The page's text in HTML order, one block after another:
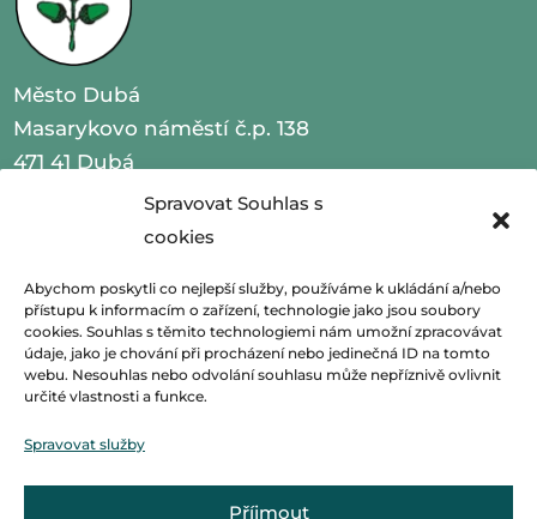
Spravovat Souhlas s
cookies
Abychom poskytli co nejlepší služby, používáme k ukládání a/nebo
přístupu k informacím o zařízení, technologie jako jsou soubory
cookies. Souhlas s těmito technologiemi nám umožní zpracovávat
údaje, jako je chování při procházení nebo jedinečná ID na tomto
webu. Nesouhlas nebo odvolání souhlasu může nepříznivě ovlivnit
určité vlastnosti a funkce.
Spravovat služby
Příjmout
Město Dubá
Masarykovo náměstí č.p. 138
471 41 Dubá
IČO 00260479
emailpodatelna@mestoduba.cz
webhttp://www.mestoduba.cz